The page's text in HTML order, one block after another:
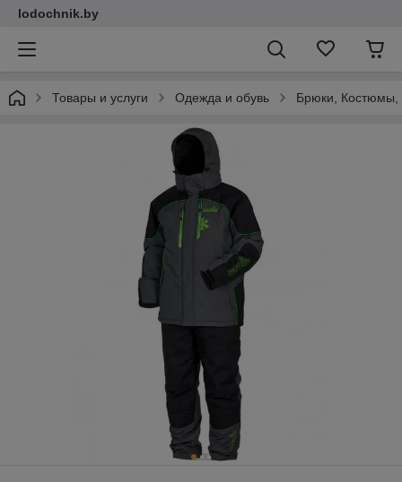
lodochnik.by
Товары и услуги Одежда и обувь Брюки, Костюмы,